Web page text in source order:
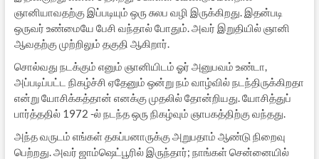
ஞானியாவதற்கு இப்படியும் ஒரு சுலப வழி இருக்கிறது. இதன்படி
ஒருவர் உண்மையே பேசி வந்தால் போதும். அவர் இறுதியில் ஞானி
ஆவதற்கு முற்றிலும் தகுதி ஆகிறார்.
சொல்வது நடக்கும் எனும் ஞானியிடம் ஓர் அனுபவம் உண்டா,
அப்படிப்பட்ட நிகழ்ச்சி ஏதேனும் ஒன்று நம் வாழ்வில் நடந்திருக்கிறதா
என்று யோசிக்கத்தான் எனக்கு முதலில் தோன்றியது. யோசித்துப்
பார்த்ததில் 1972 -ல் நடந்த ஒரு நிகழ்வும் ஞாபகத்திற்கு வந்தது.
அந்த வருடம் எங்கள் தகப்பனாருக்கு அறுபதாம் ஆண்டு நிறைவு
பெற்றது. அவர் ஜாம்ஷெட்பூரில் இருந்தார்; நாங்கள் சென்னையில்